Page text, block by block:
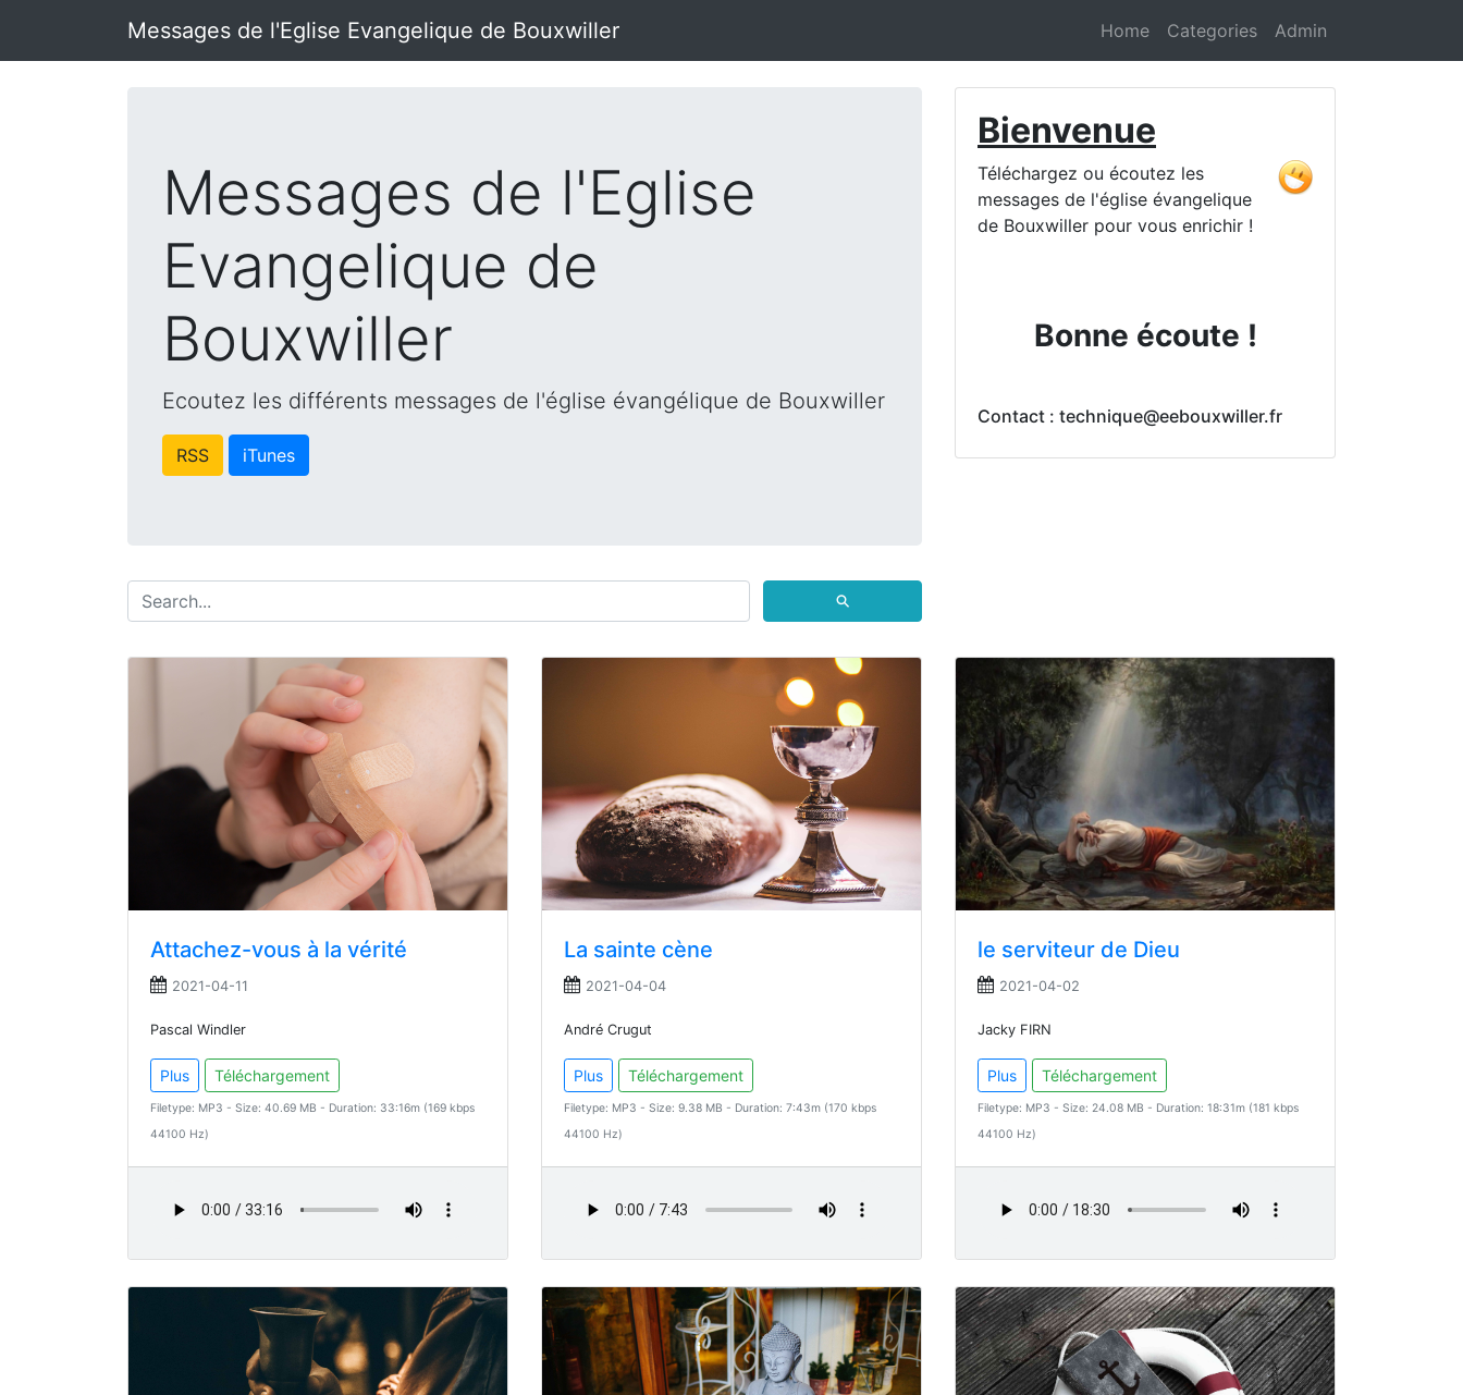
Messages de l'Eglise Evangelique de Bouxwiller Home Categories Admin
Messages de l'Eglise
Evangelique de
Bouxwiller
Ecoutez les différents messages de l'église évangélique de Bouxwiller
RSS iTunes
⚲
Bienvenue
Téléchargez ou écoutez les
messages de l'église évangelique
de Bouxwiller pour vous enrichir !
Bonne écoute !
Contact : technique@eebouxwiller.fr
Attachez-vous à la vérité
2021-04-11
Pascal Windler
Plus Téléchargement
Filetype: MP3 - Size: 40.69 MB - Duration: 33:16m (169 kbps
44100 Hz)
La sainte cène
2021-04-04
André Crugut
Plus Téléchargement
Filetype: MP3 - Size: 9.38 MB - Duration: 7:43m (170 kbps
44100 Hz)
le serviteur de Dieu
2021-04-02
Jacky FIRN
Plus Téléchargement
Filetype: MP3 - Size: 24.08 MB - Duration: 18:31m (181 kbps
44100 Hz)